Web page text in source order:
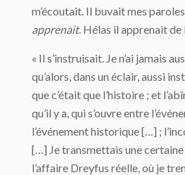
m’écoutait. Il buvait mes
apprenait. Hélas il apprenait de
« Il s’instruisait. Je n’ai jamais
qu’alors, dans un éclair, aussi
que c’était que l’histoire ; et
qu’il y a, qui s’ouvre entre
l’événement historique […] ;
[…] Je transmettais une
l’affaire Dreyfus réelle, où je